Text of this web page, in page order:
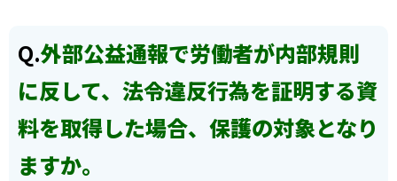
Q.外部公益通報で労働者が内部規則
に反して、法令違反行為を証明する資
料を取得した場合、保護の対象となり
ますか。